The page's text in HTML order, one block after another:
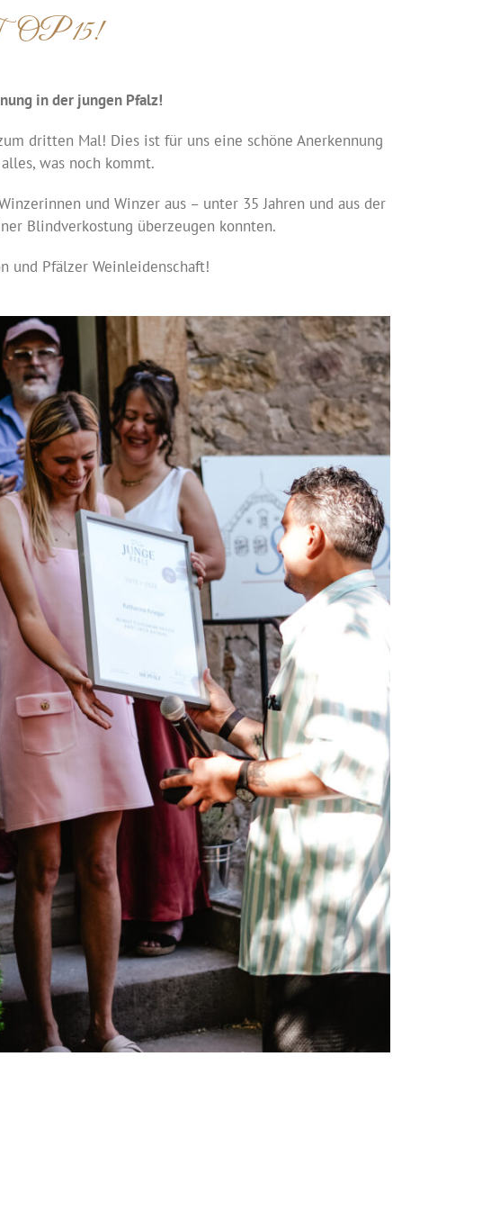
15!
in der jungen Pfalz!
dritten Mal! Dies ist für uns eine schöne Anerkennung
was noch kommt.
und Winzer aus – unter 35 Jahren und aus der
Blindverkostung überzeugen konnten.
und Pfälzer Weinleidenschaft!